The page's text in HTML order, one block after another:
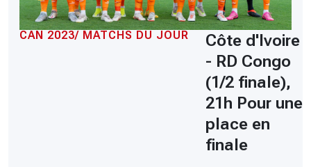
CAN 2023/ MATCHS DU JOUR
Côte d'Ivoire
- RD Congo
(1/2 finale),
21h Pour une
place en
finale